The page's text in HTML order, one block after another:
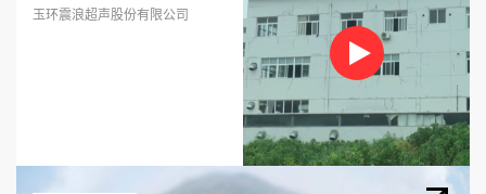
玉环震浪超声股份有限公司